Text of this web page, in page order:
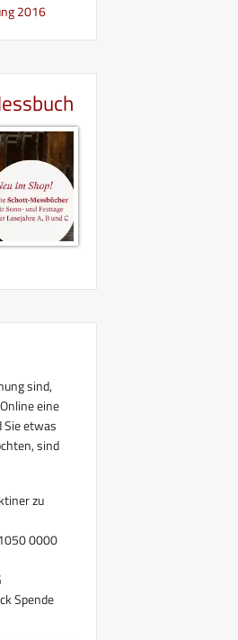
2016
sind,
eine
Sie etwas
sind
zu
0000
Spende